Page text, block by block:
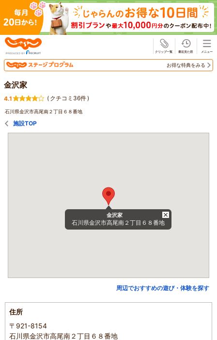
お得な特典をみる
金沢家
4.1 ( クチコミ36件)
石川県金沢市高尾南２丁目６８番地
施設TOP
金沢家
石川県金沢市高尾南２丁目６８番地
周辺でおすすめの遊び・体験を探す
住所
〒921-8154
石川県金沢市高尾南２丁目６８番地